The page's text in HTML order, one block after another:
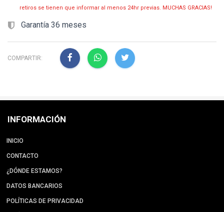
retiros se tienen que informar al menos 24hr previas. MUCHAS GRACIAS!
Garantía 36 meses
COMPARTIR:
INFORMACIÓN
INICIO
CONTACTO
¿DÓNDE ESTAMOS?
DATOS BANCARIOS
POLÍTICAS DE PRIVACIDAD